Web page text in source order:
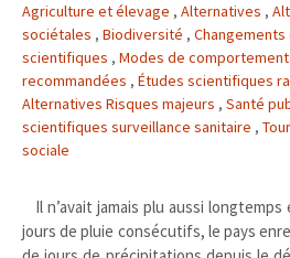
Agriculture et élevage , Alternatives ,
sociétales , Biodiversité ,
scientifiques , Modes de comportement
recommandées , Études scientifiques
Alternatives Risques majeurs , Santé
scientifiques surveillance sanitaire ,
sociale
Il n’avait jamais plu aussi longtemps
jours de pluie consécutifs, le pays